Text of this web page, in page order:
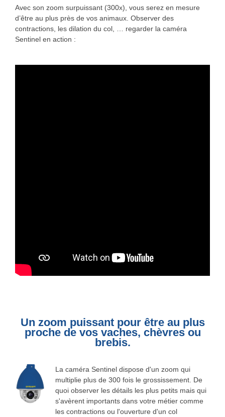
Avec son zoom surpuissant (300x), vous serez en mesure
d’être au plus près de vos animaux. Observer des
contractions, les dilation du col, … regarder la caméra
Sentinel en action :
Un zoom puissant pour être au plus
proche de vos vaches, chèvres ou
brebis.
La caméra Sentinel dispose d'un zoom qui
multiplie plus de 300 fois le grossissement. De
quoi observer les détails les plus petits mais qui
s'avèrent importants dans votre métier comme
les contractions ou l'ouverture d'un col